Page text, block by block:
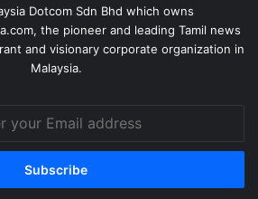
Dotcom Sdn Bhd which owns
the pioneer and leading Tamil news
and visionary corporate organization in
Malaysia.